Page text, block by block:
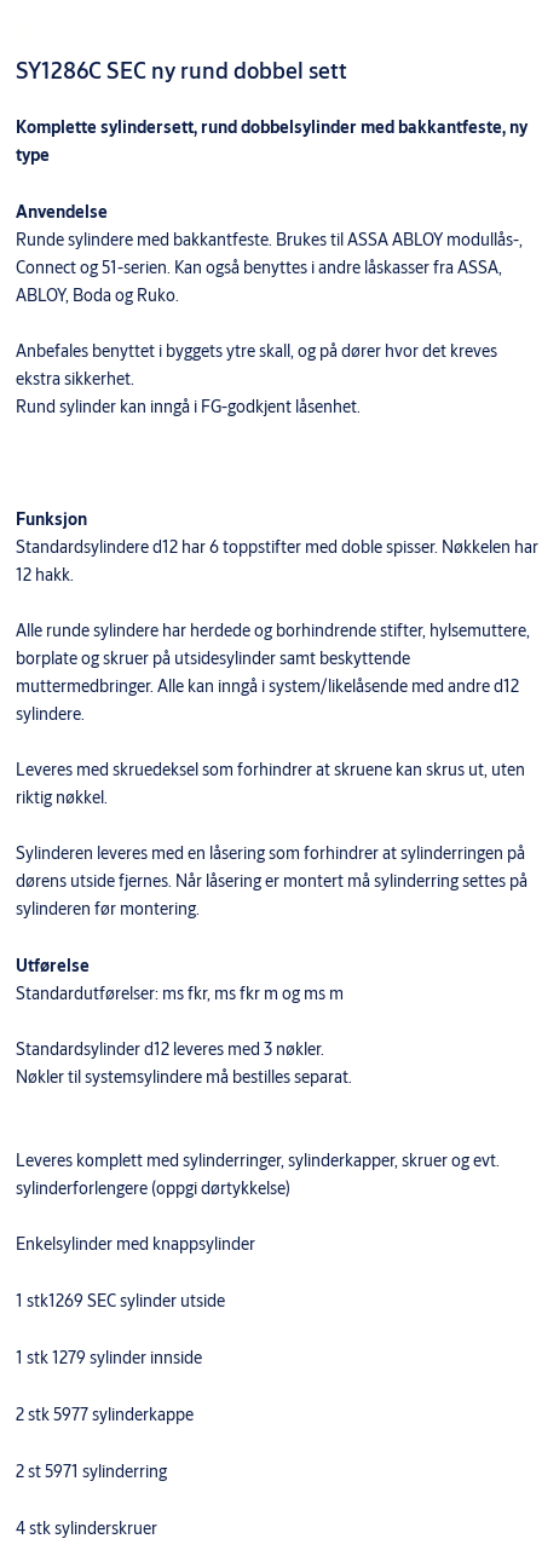
SY1286C SEC ny rund dobbel sett
Komplette sylindersett, rund dobbelsylinder med bakkantfeste, ny
type
Anvendelse
Runde sylindere med bakkantfeste. Brukes til ASSA ABLOY modullås-,
Connect og 51-serien. Kan også benyttes i andre låskasser fra ASSA,
ABLOY, Boda og Ruko.
Anbefales benyttet i byggets ytre skall, og på dører hvor det kreves
ekstra sikkerhet.
Rund sylinder kan inngå i FG-godkjent låsenhet.
Funksjon
Standardsylindere d12 har 6 toppstifter med doble spisser. Nøkkelen har
12 hakk.
Alle runde sylindere har herdede og borhindrende stifter, hylsemuttere,
borplate og skruer på utsidesylinder samt beskyttende
muttermedbringer. Alle kan inngå i system/likelåsende med andre d12
sylindere.
Leveres med skruedeksel som forhindrer at skruene kan skrus ut, uten
riktig nøkkel.
Sylinderen leveres med en låsering som forhindrer at sylinderringen på
dørens utside fjernes. Når låsering er montert må sylinderring settes på
sylinderen før montering.
Utførelse
Standardutførelser: ms fkr, ms fkr m og ms m
Standardsylinder d12 leveres med 3 nøkler.
Nøkler til systemsylindere må bestilles separat.
Leveres komplett med sylinderringer, sylinderkapper, skruer og evt.
sylinderforlengere (oppgi dørtykkelse)
Enkelsylinder med knappsylinder
1 stk1269 SEC sylinder utside
1 stk 1279 sylinder innside
2 stk 5977 sylinderkappe
2 st 5971 sylinderring
4 stk sylinderskruer